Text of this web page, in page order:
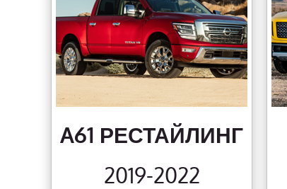
A61 РЕСТАЙЛИНГ
2019-2022